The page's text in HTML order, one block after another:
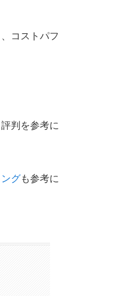
コストパフ
判を参考に
グも参考に